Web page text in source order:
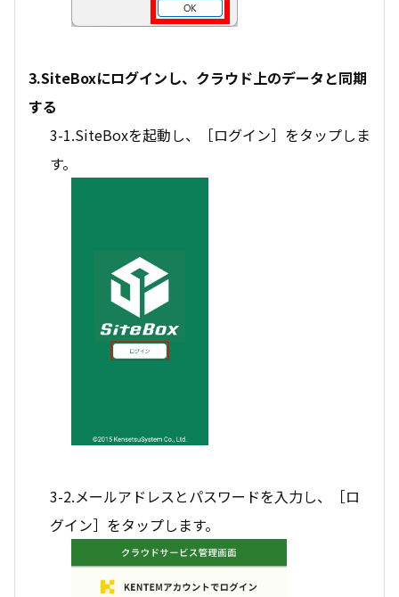
3.SiteBoxにログインし、クラウド上のデータと同期
する
3-1.SiteBoxを起動し、［ログイン］をタップしま
す。
3-2.メールアドレスとパスワードを入力し、［ロ
グイン］をタップします。